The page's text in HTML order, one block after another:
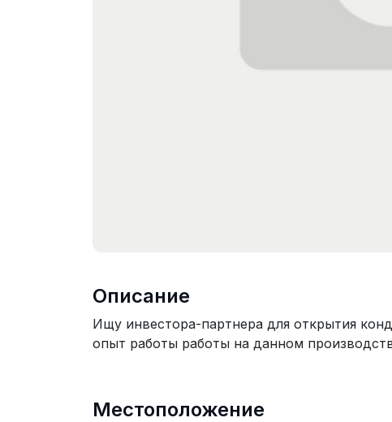
Описание
Ищу инвестора-партнера для открытия
опыт работы работы на данном
Местоположение